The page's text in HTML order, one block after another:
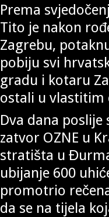
Prema
Tito je nakon
Zagrebu,
pobiju svi
gradu i kotaru
ostali u vlastitim
Dva dana
zatvor OZNE u
stratišta u
ubijanje 600
promotrio
da se na tijela